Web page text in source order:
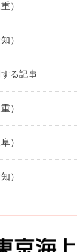
）
）
る記事
）
）
）